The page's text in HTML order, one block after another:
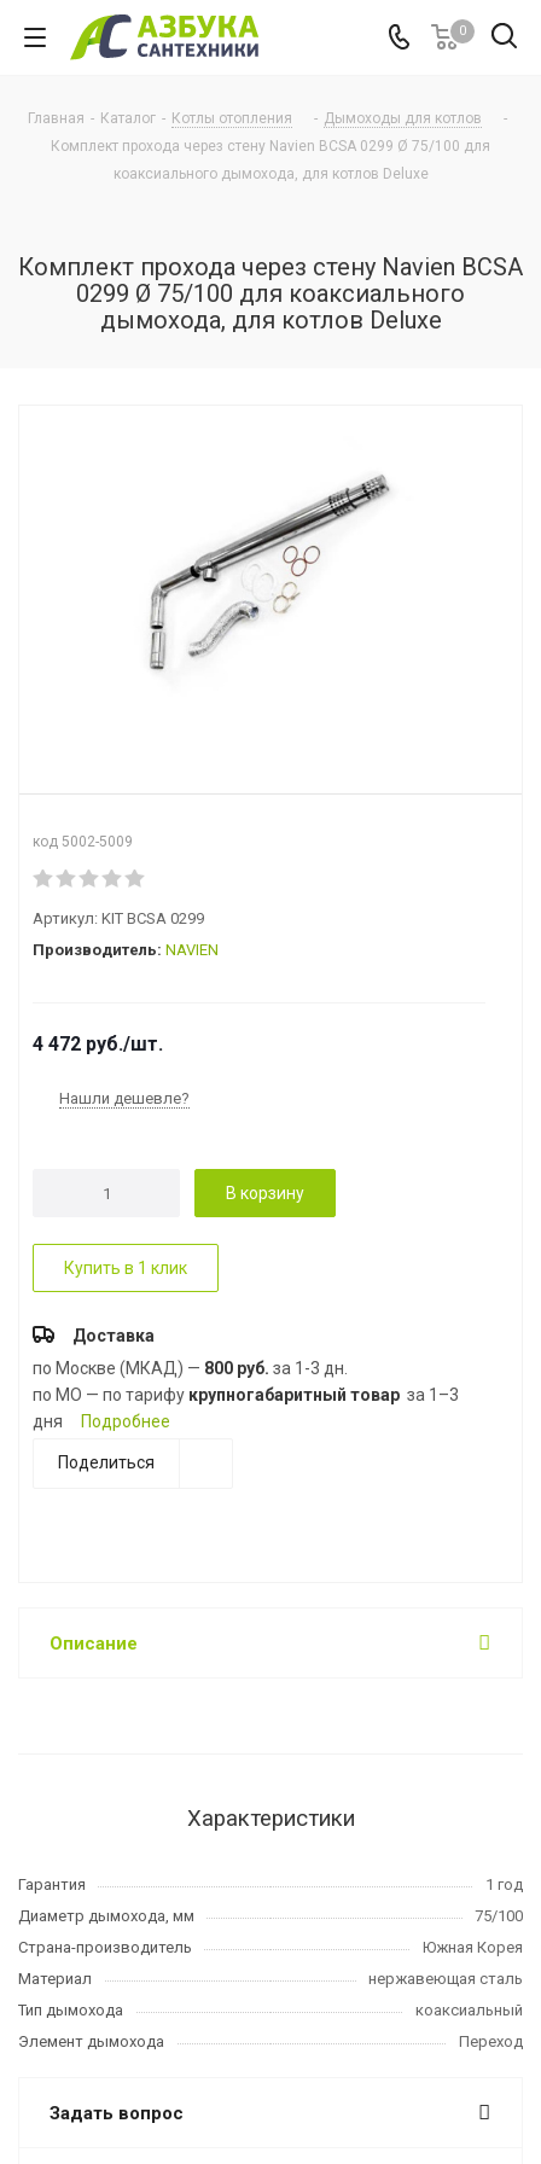
0
Главная - Каталог - Котлы отопления - Дымоходы для котлов
-
Комплект прохода через стену Navien BCSA 0299 Ø 75/100 для
коаксиального дымохода, для котлов Deluxe
Комплект прохода через стену Navien BCSA
0299 Ø 75/100 для коаксиального
дымохода, для котлов Deluxe
код 5002-5009
Артикул: KIT BCSA 0299
Производитель: NAVIEN
4 472 руб./шт.
Нашли дешевле?
В корзину
Купить в 1 клик
Доставка
по Москве (МКАД) — 800 руб. за 1-3 дн.
по МО — по тарифу крупногабаритный товар за 1–3
дня
Подробнее
Поделиться
Описание
Характеристики
Гарантия
1 год
Диаметр дымохода, мм
75/100
Страна-производитель
Южная Корея
Материал
нержавеющая сталь
Тип дымохода
коаксиальный
Элемент дымохода
Переход
Задать вопрос